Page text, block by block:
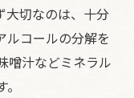
大切なのは、十分
ルコールの分解を
噌汁などミネラル